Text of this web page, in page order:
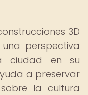
3D
perspectiva
ciudad en su
a preservar
la cultura